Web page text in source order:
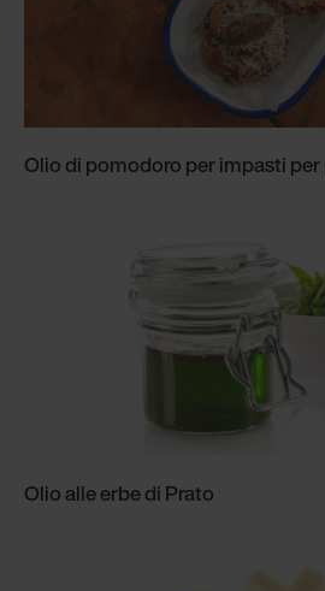
Olio di pomodoro per impasti per
Olio alle erbe di Prato